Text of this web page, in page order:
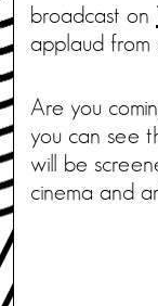
broadcast on
applaud from
Are you
you can see
will be
cinema and